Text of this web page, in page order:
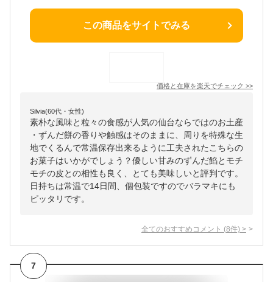
この商品をサイトでみる
価格と在庫を楽天でチェック >>
Silvia(60代・女性)
素朴な風味と粒々の食感が人気の仙台ならではのお土産
・ずんだ餅の香りや触感はそのままに、周りを特殊な生
地でくるんで常温保存出来るように工夫されたこちらの
お菓子はいかがでしょう？優しい甘みのずんだ餡とモチ
モチの皮との相性も良く、とても美味しいと評判です。
日持ちは常温で14日間、個包装ですのでバラマキにも
ピッタリです。
全てのおすすめコメント (8件) >
7